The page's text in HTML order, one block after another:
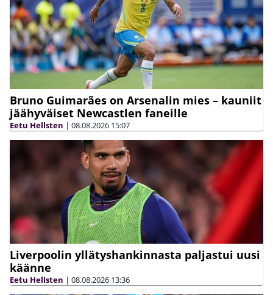
Bruno Guimarães on Arsenalin mies – kauniit
jäähyväiset Newcastlen faneille
Eetu Hellsten | 08.08.2026 15:07
Liverpoolin yllätyshankinnasta paljastui uusi
käänne
Eetu Hellsten | 08.08.2026 13:36